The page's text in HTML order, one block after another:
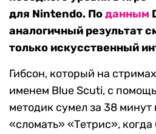
для Nintendo. Поданным
аналогичный результат
только искусственный
Гибсон, который на
именем Blue Scuti, с
методик сумел за 38 минут
«сломать» «Тетрис»,